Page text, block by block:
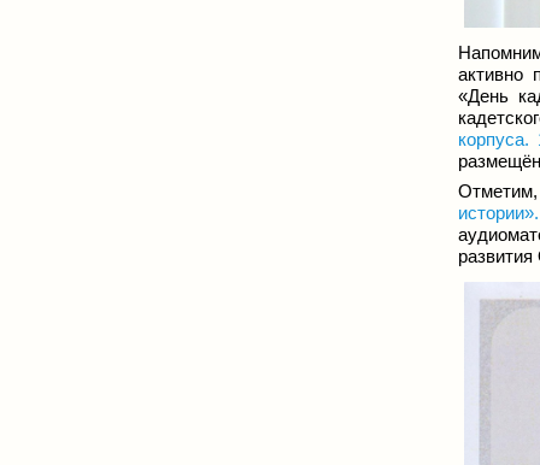
активно
«День
корпуса.
истории».